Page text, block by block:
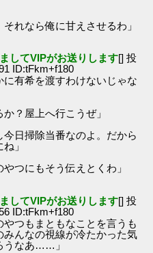
れなら俺に甘えさせるわ」
してVIPがお送りします[] 投
ID:tFkm+f180
有希を渡すわけないじゃな
？屋上へ行こうぜ」
日掃除当番なのよ。だから
」
つにもそう伝えとくわ」
してVIPがお送りします[] 投
ID:tFkm+f180
つもまともなことを言うも
んなの視線が冷たかった気
うなあ……」